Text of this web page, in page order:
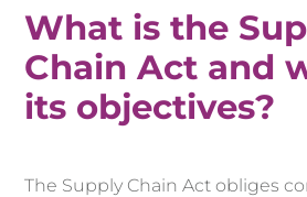
What is the
Chain Act and
its objectives?
The Supply Chain Act obliges